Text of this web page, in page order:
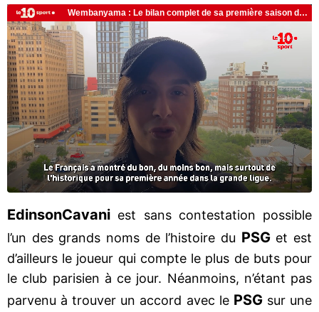
EdinsonCavani est sans contestation possible
l’un des grands noms de l’histoire du PSGet est
d’ailleurs le joueur qui compte le plus de buts pour
le club parisien à ce jour. Néanmoins, n’étant pas
parvenu à trouver un accord avec le PSGsur une